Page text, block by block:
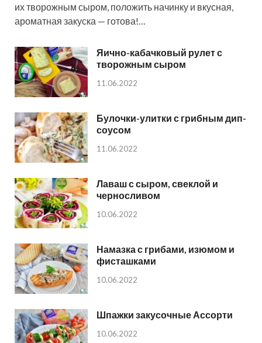
их творожным сыром, положить начинку и вкусная,
ароматная закуска — готова!…
Яично-кабачковый рулет с
творожным сыром
11.06.2022
Булочки-улитки с грибным дип-
соусом
11.06.2022
Лаваш с сыром, свеклой и
черносливом
10.06.2022
Намазка с грибами, изюмом и
фисташками
10.06.2022
Шпажки закусочные Ассорти
10.06.2022